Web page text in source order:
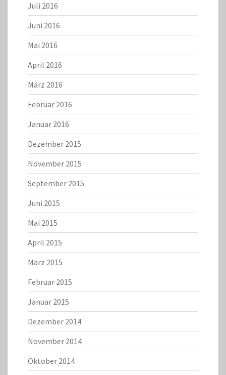
Juli 2016
Juni 2016
Mai 2016
April 2016
März 2016
Februar 2016
Januar 2016
Dezember 2015
November 2015
September 2015
Juni 2015
Mai 2015
April 2015
März 2015
Februar 2015
Januar 2015
Dezember 2014
November 2014
Oktober 2014